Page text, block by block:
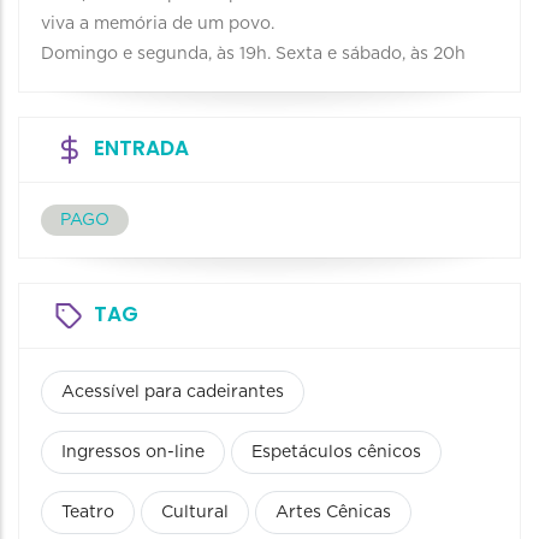
viva a memória de um povo.
Domingo e segunda, às 19h. Sexta e sábado, às 20h
ENTRADA
PAGO
TAG
Acessível para cadeirantes
Ingressos on-line Espetáculos cênicos
Teatro Cultural Artes Cênicas